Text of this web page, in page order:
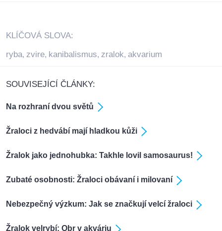
KLÍČOVÁ SLOVA:
ryba, zvire, kanibalismus, zralok, akvarium
SOUVISEJÍCÍ ČLÁNKY:
Na rozhraní dvou světů
Žraloci z hedvábí mají hladkou kůži
Žralok jako jednohubka: Takhle lovil samosaurus!
Zubaté osobnosti: Žraloci obávaní i milovaní
Nebezpečný výzkum: Jak se značkují velcí žraloci
Žralok velrybí: Obr v akváriu